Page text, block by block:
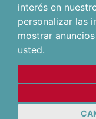
interés en
personalizar las
mostrar
usted.